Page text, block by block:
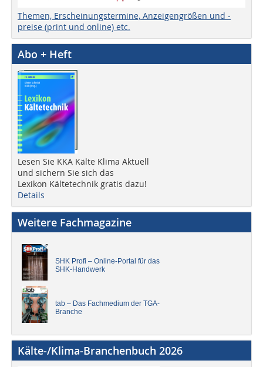
Themen, Erscheinungstermine, Anzeigengrößen und -
preise (print und online) etc.
Abo + Heft
Lesen Sie KKA Kälte Klima Aktuell
und sichern Sie sich das
Lexikon Kältetechnik gratis dazu!
Details
Weitere Fachmagazine
SHK Profi – Online-Portal für das
SHK-Handwerk
tab – Das Fachmedium der TGA-
Branche
Kälte-/Klima-Branchenbuch 2026